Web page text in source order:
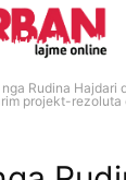
Rudina Hajdari
projekt-rezoluta